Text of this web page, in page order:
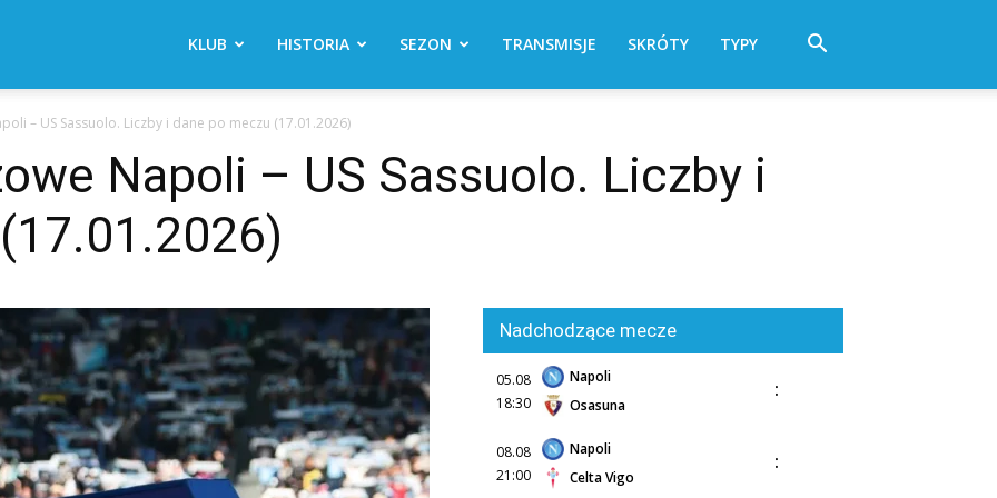
KLUB HISTORIA SEZON TRANSMISJE SKRÓTY TYPY
– US Sassuolo. Liczby i dane po meczu (17.01.2026)
Napoli – US Sassuolo. Liczby i
Nadchodzące mecze
05.08
18:30
Napoli
Osasuna
:
08.08
21:00
Napoli
Celta Vigo
: